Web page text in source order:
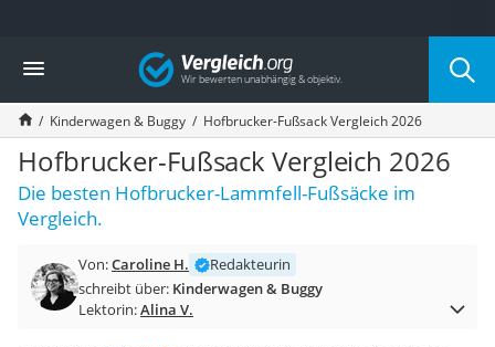
Die beliebtesten Vergleiche nach Kategorie
Kind & Baby
Babyphone mit 2 Kameras
Walkie-Talkie Kinder
Kindermatratzen
Babywippe
Rollschuhe für Kinder
Tischkicker
Kinderschubkarre
Babyschlafsack
Vergleich
Kinderwagen & Buggy Hofbrucker-Fußsack Vergleich 2026
Hofbrucker-Fußsack Vergleich 2026
Die besten Hofbrucker-Lammfell-Fußsäcke im
Vergleich.
Von:Caroline H.
Redakteurin
schreibt über: Kinderwagen & Buggy
Lektorin:Alina V.